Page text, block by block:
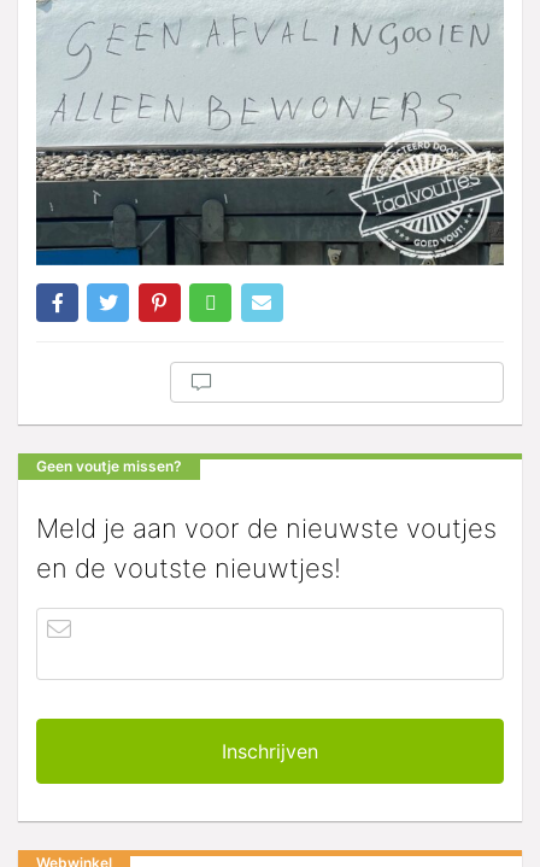
Geen voutje missen?
Meld je aan voor de nieuwste voutjes
en de voutste nieuwtjes!
Webwinkel